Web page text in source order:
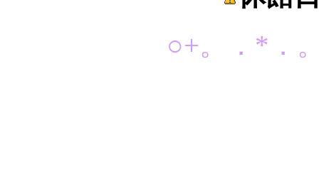
○+。．*．